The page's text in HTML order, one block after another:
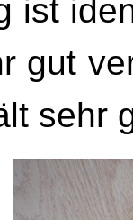
ist
gut
sehr